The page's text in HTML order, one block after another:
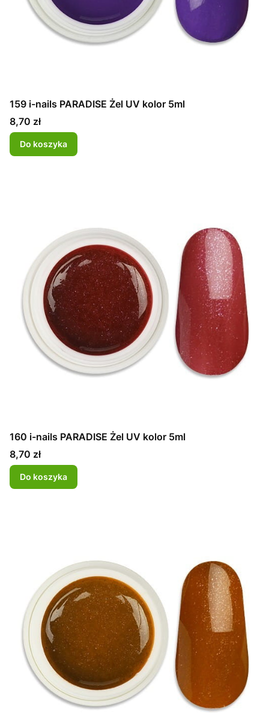
159 i-nails PARADISE Żel UV kolor 5ml
Cena
8,70 zł
Do koszyka
160 i-nails PARADISE Żel UV kolor 5ml
Cena
8,70 zł
Do koszyka